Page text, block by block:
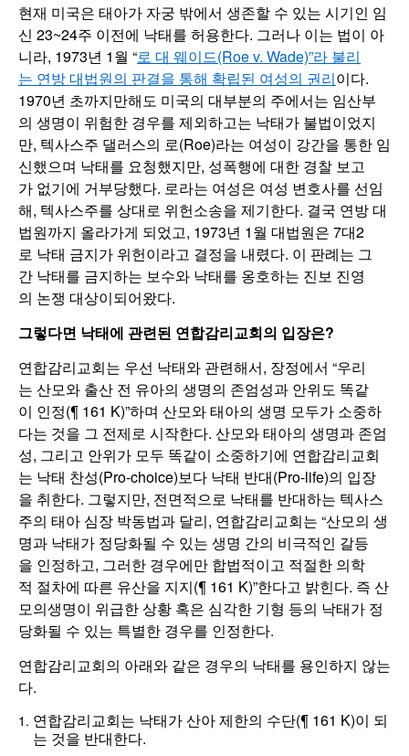
현재 미국은 태아가 자궁 밖에서 생존할 수 있는 시기인 임
신 23~24주 이전에 낙태를 허용한다. 그러나 이는 법이 아
니라, 1973년 1월 “로 대 웨이드(Roe v. Wade)”라 불리
는 연방 대법원의 판결을 통해 확립된 여성의 권리이다.
1970년 초까지만해도 미국의 대부분의 주에서는 임산부
의 생명이 위험한 경우를 제외하고는 낙태가 불법이었지
만, 텍사스주 댈러스의 로(Roe)라는 여성이 강간을 통한 임
신했으며 낙태를 요청했지만, 성폭행에 대한 경찰 보고
가 없기에 거부당했다. 로라는 여성은 여성 변호사를 선임
해, 텍사스주를 상대로 위헌소송을 제기한다. 결국 연방 대
법원까지 올라가게 되었고, 1973년 1월 대법원은 7대2
로 낙태 금지가 위헌이라고 결정을 내렸다. 이 판례는 그
간 낙태를 금지하는 보수와 낙태를 옹호하는 진보 진영
의 논쟁 대상이되어왔다.
그렇다면 낙태에 관련된 연합감리교회의 입장은?
연합감리교회는 우선 낙태와 관련해서, 장정에서 “우리
는 산모와 출산 전 유아의 생명의 존엄성과 안위도 똑같
이 인정(¶ 161 K)”하며 산모와 태아의 생명 모두가 소중하
다는 것을 그 전제로 시작한다. 산모와 태아의 생명과 존엄
성, 그리고 안위가 모두 똑같이 소중하기에 연합감리교회
는 낙태 찬성(Pro-choice)보다 낙태 반대(Pro-life)의 입장
을 취한다. 그렇지만, 전면적으로 낙태를 반대하는 텍사스
주의 태아 심장 박동법과 달리, 연합감리교회는 “산모의 생
명과 낙태가 정당화될 수 있는 생명 간의 비극적인 갈등
을 인정하고, 그러한 경우에만 합법적이고 적절한 의학
적 절차에 따른 유산을 지지(¶ 161 K)”한다고 밝힌다. 즉 산
모의생명이 위급한 상황 혹은 심각한 기형 등의 낙태가 정
당화될 수 있는 특별한 경우를 인정한다.
연합감리교회의 아래와 같은 경우의 낙태를 용인하지 않는
다.
연합감리교회는 낙태가 산아 제한의 수단(¶ 161 K)이 되
는 것을 반대한다.